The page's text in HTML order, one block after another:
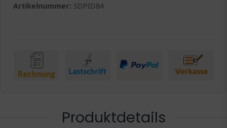
Artikelnummer: SDPID84
Produktdetails